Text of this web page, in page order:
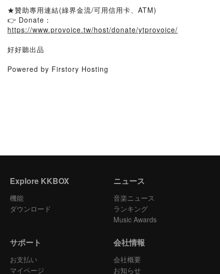
★贊助專用連結(綠界金流/可用信用卡、ATM)
👉 Donate：
https://www.provoice.tw/host/donate/ytprovoice/
好好聽出品
Powered by Firstory Hosting
Explore KKBOX
機能
ダウンロード
ニュース
音楽ニュース
ランキング
Music Awards
サポート
お支払い
マイページ
会社情報
会社概要
お知らせ